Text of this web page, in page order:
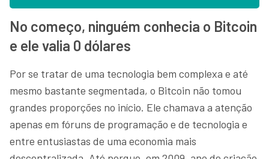
No começo, ninguém conhecia o Bitcoin
e ele valia 0 dólares
Por se tratar de uma tecnologia bem complexa e até
mesmo bastante segmentada, o Bitcoin não tomou
grandes proporções no início. Ele chamava a atenção
apenas em fóruns de programação e de tecnologia e
entre entusiastas de uma economia mais